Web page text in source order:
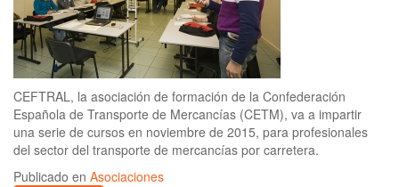
CEFTRAL, la asociación de formación de la Confederación
Española de Transporte de Mercancías (CETM), va a impartir
una serie de cursos en noviembre de 2015, para profesionales
del sector del transporte de mercancías por carretera.
Publicado en Asociaciones